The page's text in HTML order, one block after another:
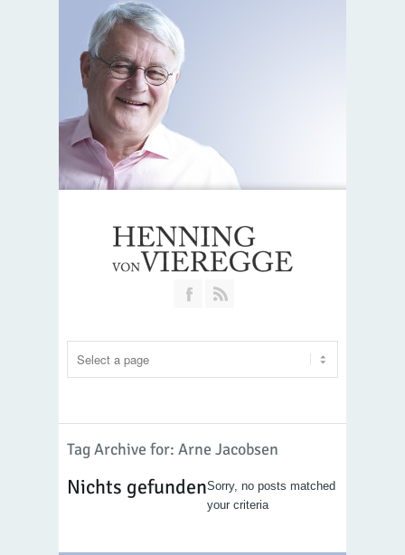
Join our Facebook Group
Tag Archive for: Arne Jacobsen
Nichts gefundenSorry, no posts matched
your criteria